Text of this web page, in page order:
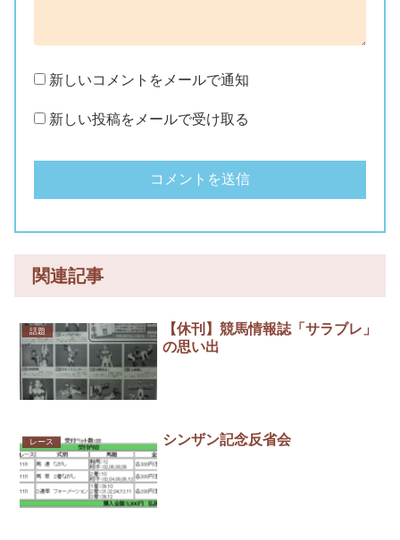
新しいコメントをメールで通知
新しい投稿をメールで受け取る
関連記事
話題
【休刊】競馬情報誌「サラブレ」
の思い出
レース シンザン記念反省会